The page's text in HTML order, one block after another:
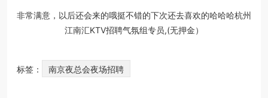
非常满意，以后还会来的哦挺不错的下次还去喜欢的哈哈哈杭州
江南汇KTV招聘气氛组专员,(无押金）
标签： 南京夜总会夜场招聘